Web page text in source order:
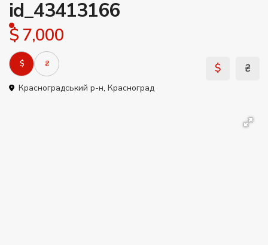
id_43413166
$ 7,000
$ ₴
Красноградський р-н, Красноград
$ ₴